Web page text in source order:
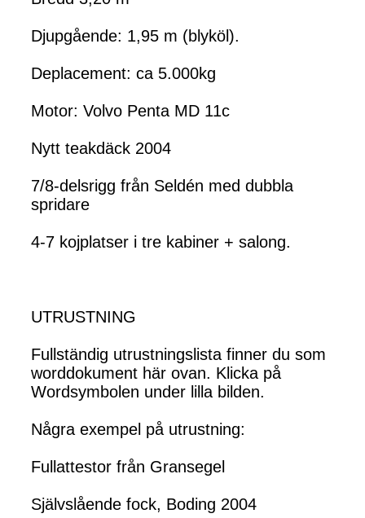
Djupgående: 1,95 m (blyköl).
Deplacement: ca 5.000kg
Motor: Volvo Penta MD 11c
Nytt teakdäck 2004
7/8-delsrigg från Seldén med dubbla
spridare
4-7 kojplatser i tre kabiner + salong.
UTRUSTNING
Fullständig utrustningslista finner du som
worddokument här ovan. Klicka på
Wordsymbolen under lilla bilden.
Några exempel på utrustning:
Fullattestor från Gransegel
Självslående fock, Boding 2004